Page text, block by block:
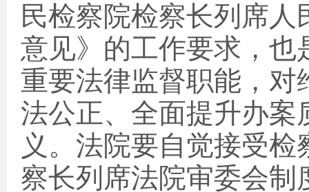
民检察院检察长列席
意见》的工作要求， 也
重要法律监督职能，
法公正、全面提升办
义。法院要自觉接受
察长列席法院审委会